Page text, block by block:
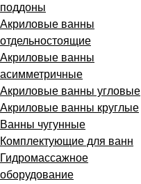
поддоны
Акриловые ванны
отдельностоящие
Акриловые ванны
асимметричные
Акриловые ванны угловые
Акриловые ванны круглые
Ванны чугунные
Комплектующие для ванн
Гидромассажное
оборудование